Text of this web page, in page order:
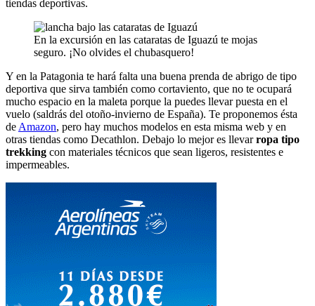
tiendas deportivas.
En la excursión en las cataratas de Iguazú te mojas
seguro. ¡No olvides el chubasquero!
Y en la Patagonia te hará falta una buena prenda de abrigo de tipo
deportiva que sirva también como cortaviento, que no te ocupará
mucho espacio en la maleta porque la puedes llevar puesta en el
vuelo (saldrás del otoño-invierno de España). Te proponemos ésta
de Amazon, pero hay muchos modelos en esta misma web y en
otras tiendas como Decathlon. Debajo lo mejor es llevarropa tipo
trekking con materiales técnicos que sean ligeros, resistentes e
impermeables.